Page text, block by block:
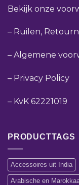
Bekijk onze
– Ruilen,
– Algemene
– Privacy Policy
– KvK 62221019
PRODUCTTAGS
Accessoires uit India
Arabische en